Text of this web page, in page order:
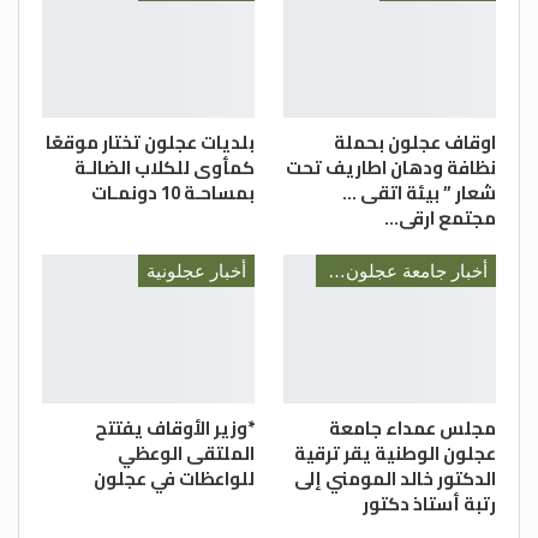
اوقاف عجلون بحملة
نظافة ودهان اطاريف تحت
شعار ” بيئة اتقى …
مجتمع ارقى…
بلديات عجلون تختار موقعًا
كمأوى للكلاب الضالـة
بمساحـة 10 دونمـات
أخبار جامعة عجلون الوطنية
مجلس عمداء جامعة
عجلون الوطنية يقر ترقية
الدكتور خالد المومني إلى
رتبة أستاذ دكتور
أخبار عجلونية
*وزير الأوقاف يفتتح
الملتقى الوعظي
للواعظات في عجلون